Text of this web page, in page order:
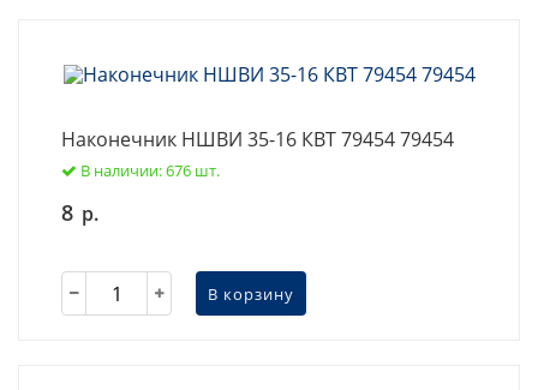
Наконечник НШВИ 35-16 КВТ 79454 79454
В наличии: 676 шт.
8 р.
В корзину